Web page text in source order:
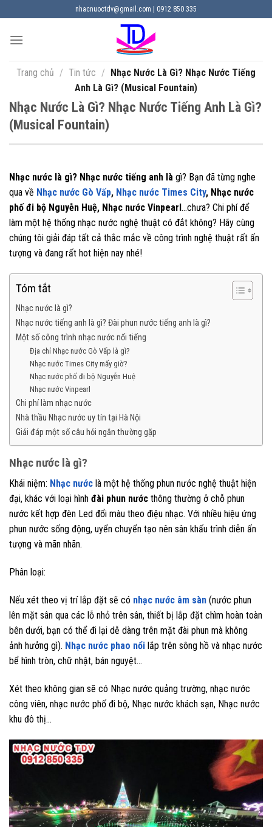
đến
nhacnuoctdv@gmail.com | 0912 850 335
Trang chủ / Tin tức / Nhạc Nước Là Gì? Nhạc Nước Tiếng
Anh Là Gì? (Musical Fountain)
Nhạc Nước Là Gì? Nhạc Nước Tiếng Anh Là Gì?
(Musical Fountain)
Nhạc nước là gì? Nhạc nước tiếng anh là gì? Bạn đã từng nghe
qua về Nhạc nước Gò Vấp, Nhạc nước Times City, Nhạc nước
phố đi bộ Nguyễn Huệ, Nhạc nước Vinpearl…chưa? Chi phí để
làm một hệ thống nhạc nước nghệ thuật có đắt không? Hãy cùng
chúng tôi giải đáp tất cả thắc mắc về công trình nghệ thuật rất ấn
tượng và đang rất hot hiện nay nhé!
Tóm tắt
Nhạc nước là gì?
Nhạc nước tiếng anh là gì? Đài phun nước tiếng anh là gì?
Một số công trình nhạc nước nổi tiếng
Địa chỉ Nhạc nước Gò Vấp là gì?
Nhạc nước Times City mấy giờ?
Nhạc nước phố đi bộ Nguyễn Huệ
Nhạc nước Vinpearl
Chi phí làm nhạc nước
Nhà thầu Nhạc nước uy tín tại Hà Nội
Giải đáp một số câu hỏi ngắn thường gặp
Nhạc nước là gì?
Khái niệm: Nhạc nước là một hệ thống phun nước nghệ thuật hiện
đại, khác với loại hình đài phun nước thông thường ở chỗ phun
nước kết hợp đèn Led đổi màu theo điệu nhạc. Với nhiều hiệu ứng
phun nước sống động, uyển chuyển tạo nên sân khấu trình diễn ấn
tượng và mãn nhãn.
Phân loại:
Nếu xét theo vị trí lắp đặt sẽ có nhạc nước âm sàn (nước phun
lên mặt sân qua các lỗ nhỏ trên sân, thiết bị lắp đặt chìm hoàn toàn
bên dưới, bạn có thể đi lại dễ dàng trên mặt đài phun mà không
ảnh hưởng gì). Nhạc nước phao nổi lắp trên sông hồ và nhạc nước
bể hình tròn, chữ nhật, bán nguyệt…
Xét theo không gian sẽ có Nhạc nước quảng trường, nhạc nước
công viên, nhạc nước phố đi bộ, Nhạc nước khách sạn, Nhạc nước
khu đô thị…